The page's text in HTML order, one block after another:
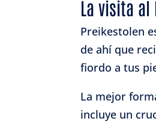
La visita
Preikestolen
de ahí que
fiordo a tus
La mejor
incluye un